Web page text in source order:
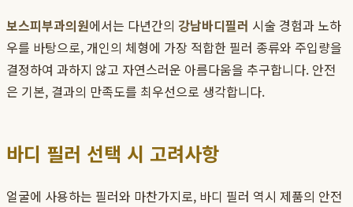
보스피부과의원에서는 다년간의 강남바디필러 시술 경험과 노하
우를 바탕으로, 개인의 체형에 가장 적합한 필러 종류와 주입량을
결정하여 과하지 않고 자연스러운 아름다움을 추구합니다. 안전
은 기본, 결과의 만족도를 최우선으로 생각합니다.
바디 필러 선택 시 고려사항
얼굴에 사용하는 필러와 마찬가지로, 바디 필러 역시 제품의 안전